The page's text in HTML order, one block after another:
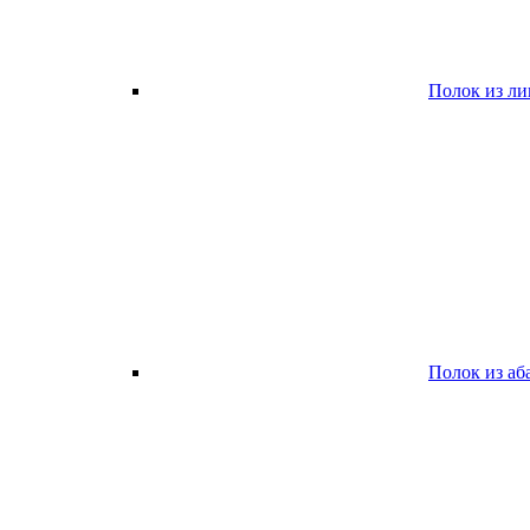
Полок из
Полок из